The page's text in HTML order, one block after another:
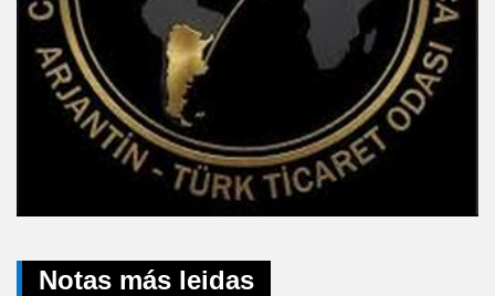
Notas más leidas